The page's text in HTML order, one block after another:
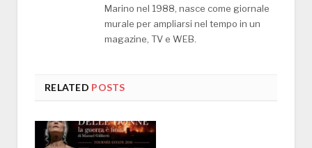
Marino nel 1988, nasce come giornale
murale per ampliarsi nel tempo in un
magazine, TV e WEB.
RELATED POSTS